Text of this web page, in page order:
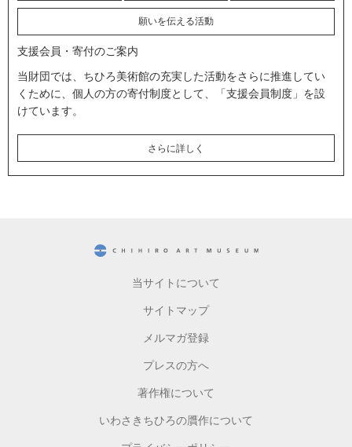
願いを伝える活動
支援会員・寄付のご案内
当財団では、ちひろ美術館の充実した活動をさらに推進してい
くために、個人の方の寄付制度として、「支援会員制度」を設
けています。
さらに詳しく
当サイトについて
サイトマップ
メルマガ登録
プレスの方へ
著作権について
いわさきちひろの贋作について